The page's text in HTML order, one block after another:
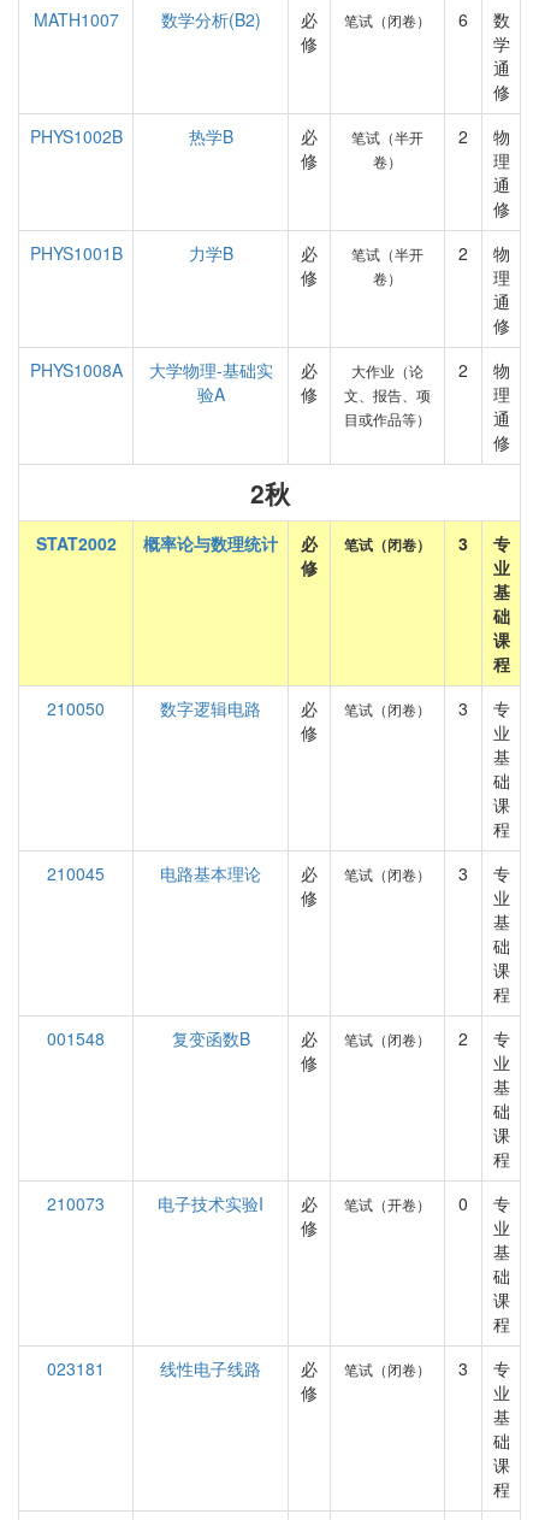
MATH1007
数学分析(B2)
必
修
笔试（闭卷） 6
数
学
通
修
PHYS1002B
热学B
必
修
笔试（半开
卷）
2
物
理
通
修
PHYS1001B
力学B
必
修
笔试（半开
卷）
2
物
理
通
修
PHYS1008A
大学物理-基础实
验A
必
修
大作业（论
文、报告、项
目或作品等）
2
物
理
通
修
2秋
STAT2002 概率论与数理统计
必
修
笔试（闭卷） 3
专
业
基
础
课
程
210050
数字逻辑电路
必
修
笔试（闭卷） 3
专
业
基
础
课
程
210045
电路基本理论
必
修
笔试（闭卷） 3
专
业
基
础
课
程
001548
复变函数B
必
修
笔试（闭卷） 2
专
业
基
础
课
程
210073
电子技术实验I
必
修
笔试（开卷） 0
专
业
基
础
课
程
023181
线性电子线路
必
修
笔试（闭卷） 3
专
业
基
础
课
程